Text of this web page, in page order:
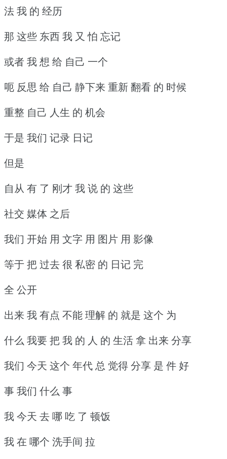
法 我 的 经历
那 这些 东西 我 又 怕 忘记
或者 我 想 给 自己 一个
呃 反思 给 自己 静下来 重新 翻看 的 时候
重整 自己 人生 的 机会
于是 我们 记录 日记
但是
自从 有 了 刚才 我 说 的 这些
社交 媒体 之后
我们 开始 用 文字 用 图片 用 影像
等于 把 过去 很 私密 的 日记 完
全 公开
出来 我 有点 不能 理解 的 就是 这个 为
什么 我要 把 我 的 人 的 生活 拿 出来 分享
我们 今天 这个 年代 总 觉得 分享 是 件 好
事 我们 什么 事
我 今天 去 哪 吃 了 顿饭
我 在 哪个 洗手间 拉